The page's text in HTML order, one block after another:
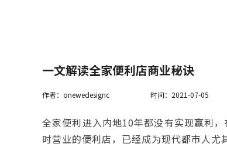
一文解读全家便利店商业秘诀
作者：onewedesignc 时间：2021-07-05
全家便利进入内地10年都没有实现赢利
时营业的便利店，已经成为现代都市人尤